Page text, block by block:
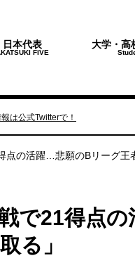
日本代表
FIVE
大学・高
は公式Twitterで！
点の活躍…悲願のBリーグ王
で21得点
る」